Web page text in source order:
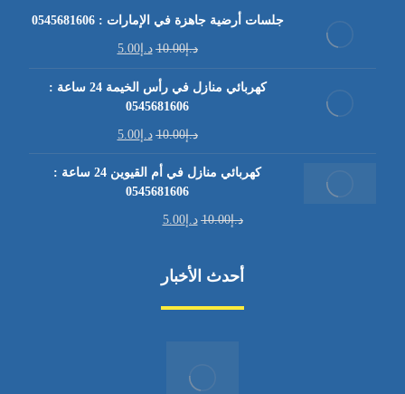
جلسات أرضية جاهزة في الإمارات : 0545681606
د.إ10.00 د.إ5.00
كهربائي منازل في رأس الخيمة 24 ساعة :
0545681606
د.إ10.00 د.إ5.00
كهربائي منازل في أم القيوين 24 ساعة :
0545681606
د.إ10.00 د.إ5.00
أحدث الأخبار